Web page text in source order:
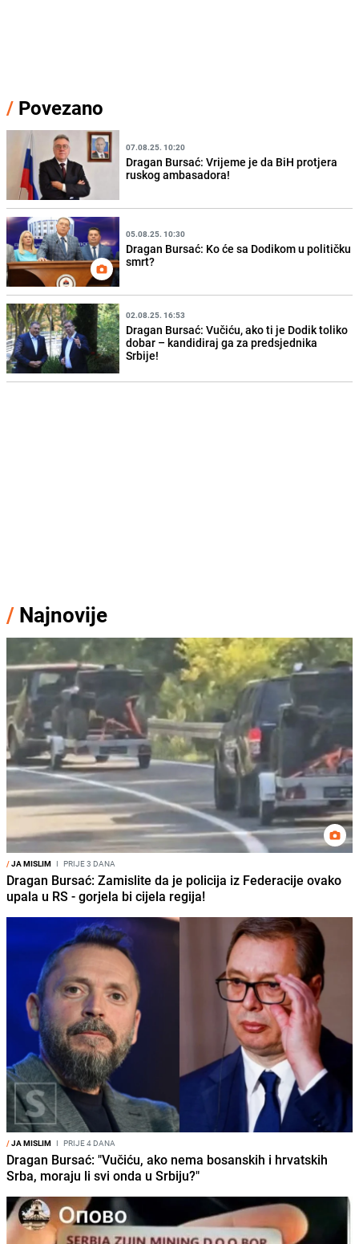
/ Povezano
07.08.25. 10:20
Dragan Bursać: Vrijeme je da BiH protjera
ruskog ambasadora!
05.08.25. 10:30
Dragan Bursać: Ko će sa Dodikom u političku
smrt?
02.08.25. 16:53
Dragan Bursać: Vučiću, ako ti je Dodik toliko
dobar – kandidiraj ga za predsjednika
Srbije!
/ Najnovije
/JA MISLIM I PRIJE 3 DANA
Dragan Bursać: Zamislite da je policija iz Federacije ovako
upala u RS - gorjela bi cijela regija!
/JA MISLIM I PRIJE 4 DANA
Dragan Bursać: "Vučiću, ako nema bosanskih i hrvatskih
Srba, moraju li svi onda u Srbiju?"